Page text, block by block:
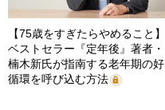
【75歳をすぎたらやめること】
ベストセラー『定年後』著者・
楠木新氏が指南する老年期の好
循環を呼び込む方法